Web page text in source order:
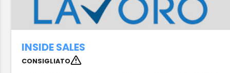
INSIDE SALES
CONSIGLIATO